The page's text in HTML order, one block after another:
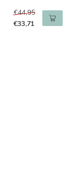
€44,95
€33,71